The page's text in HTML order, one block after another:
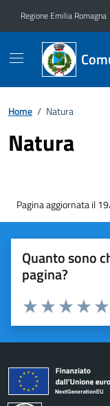
Regione Emilia Romagna
Home / Natura
Natura
Pagina aggiornata il
Quanto sono
pagina?
Valuta
Valuta 3
Valuta 2 stelle
Valuta 1 stelle su 5